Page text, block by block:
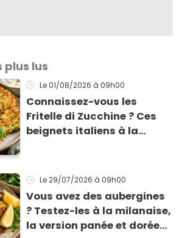
plus lus
Le 01/08/2026 à 09h00
Connaissez-vous les
Fritelle di Zucchine ? Ces
beignets italiens à la
Le 29/07/2026 à 09h00
Vous avez des aubergines
? Testez-les à la milanaise,
la version panée et dorée